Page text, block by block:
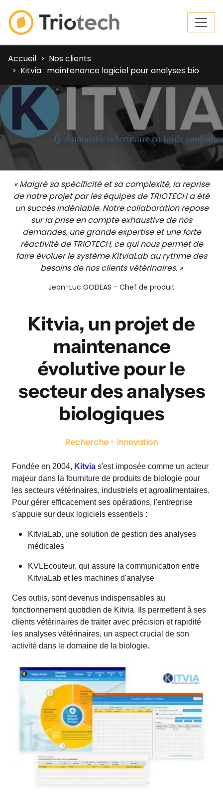
Accueil
Nos clients
Kitvia : maintenance logiciel pour analyses bio
« Malgré sa spécificité et sa complexité, la reprise
de notre projet par les équipes de TRIOTECH a été
un succès indéniable. Notre collaboration repose
sur la prise en compte exhaustive de nos
demandes, une grande expertise et une forte
réactivité de TRIOTECH, ce qui nous permet de
faire évoluer le système KitviaLab au rythme des
besoins de nos clients vétérinaires. »
Jean-Luc GODEAS - Chef de produit
Kitvia, un projet de
maintenance
évolutive pour le
secteur des analyses
biologiques
Recherche - innovation
Fondée en 2004, Kitvia s'est imposée comme un acteur
majeur dans la fourniture de produits de biologie pour
les secteurs vétérinaires, industriels et agroalimentaires.
Pour gérer efficacement ses opérations, l'entreprise
s'appuie sur deux logiciels essentiels :
KitviaLab, une solution de gestion des analyses
médicales
KVLEcouteur, qui assure la communication entre
KitviaLab et les machines d'analyse
Ces outils, sont devenus indispensables au
fonctionnement quotidien de Kitvia. Ils permettent à ses
clients vétérinaires de traiter avec précision et rapidité
les analyses vétérinaires, un aspect crucial de son
activité dans le domaine de la biologie.